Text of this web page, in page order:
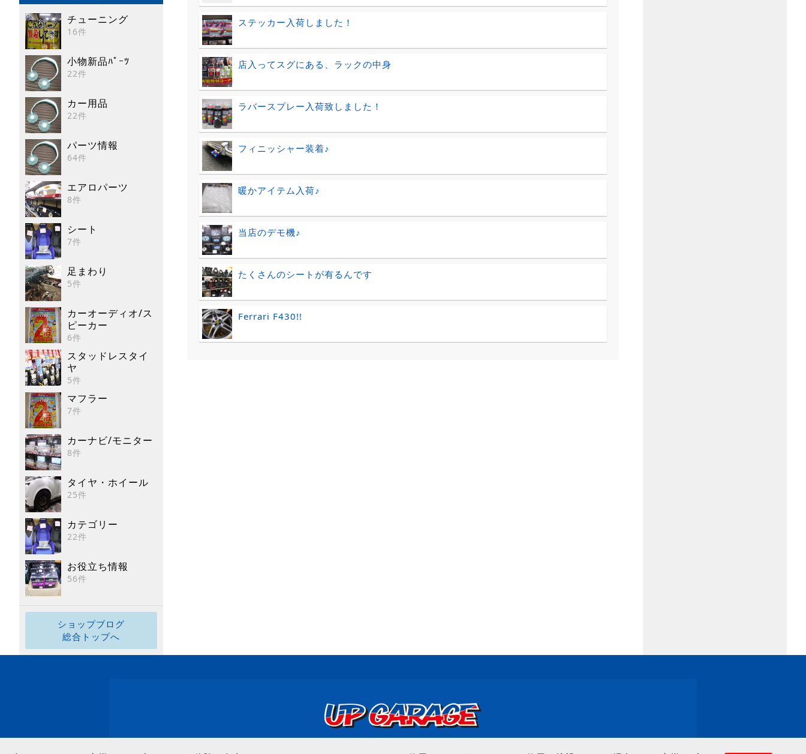
チューニング
16件
小物新品ﾊﾟｰﾂ
22件
カー用品
22件
パーツ情報
64件
エアロパーツ
8件
シート
7件
足まわり
5件
カーオーディオ/ス
ピーカー
6件
スタッドレスタイ
ヤ
5件
マフラー
7件
カーナビ/モニター
8件
タイヤ・ホイール
25件
カテゴリー
22件
お役立ち情報
56件
ショップブログ
総合トップへ
ステッカー入荷しました！
店入ってスグにある、ラックの中身
ラバースプレー入荷致しました！
フィニッシャー装着♪
暖かアイテム入荷♪
当店のデモ機♪
たくさんのシートが有るんです
Ferrari F430!!